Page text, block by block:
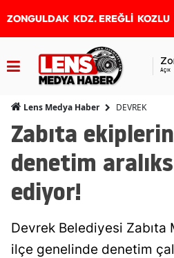
ZONGULDAK KDZ. EREĞLİ KOZLU
Açık
Lens Medya Haber DEVREK
Zabıta
denetim
ediyor!
Devrek Belediyesi
ilçe genelinde denetim